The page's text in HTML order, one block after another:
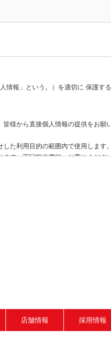
情報」という。）を適切に 保護す
様から直接個人情報の提供をお願
た利用目的の範囲内で使用します。
す。下記担当窓口へお寄せくださ
店舗情報 採用情報